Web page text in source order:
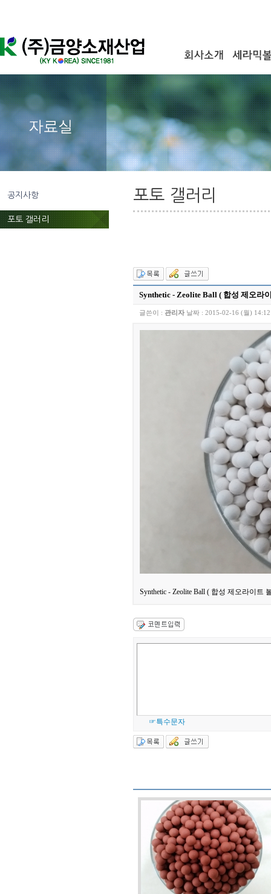
공지사항
포토 갤러리
포토 갤러리
Synthetic - Zeolite Ball ( 합성 제오라
글쓴이 : 관리자 날짜 : 2015-02-16 (월) 14:12
Synthetic - Zeolite Ball ( 합성 제오라이트
☞특수문자